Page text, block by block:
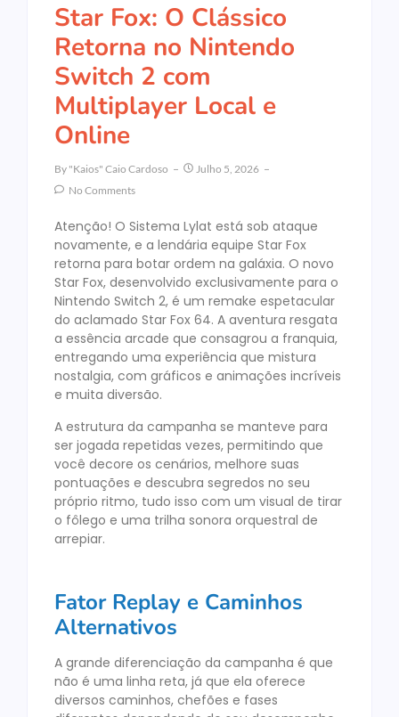
Star Fox: O Clássico
Retorna no Nintendo
Switch 2 com
Multiplayer Local e
Online
By "Kaios" Caio Cardoso
Julho 5, 2026
No Comments
Atenção! O Sistema Lylat está sob ataque
novamente, e a lendária equipe Star Fox
retorna para botar ordem na galáxia. O novo
Star Fox, desenvolvido exclusivamente para o
Nintendo Switch 2, é um remake espetacular
do aclamado Star Fox 64. A aventura resgata
a essência arcade que consagrou a franquia,
entregando uma experiência que mistura
nostalgia, com gráficos e animações incríveis
e muita diversão.
A estrutura da campanha se manteve para
ser jogada repetidas vezes, permitindo que
você decore os cenários, melhore suas
pontuações e descubra segredos no seu
próprio ritmo, tudo isso com um visual de tirar
o fôlego e uma trilha sonora orquestral de
arrepiar.
Fator Replay e Caminhos
Alternativos
A grande diferenciação da campanha é que
não é uma linha reta, já que ela oferece
diversos caminhos, chefões e fases